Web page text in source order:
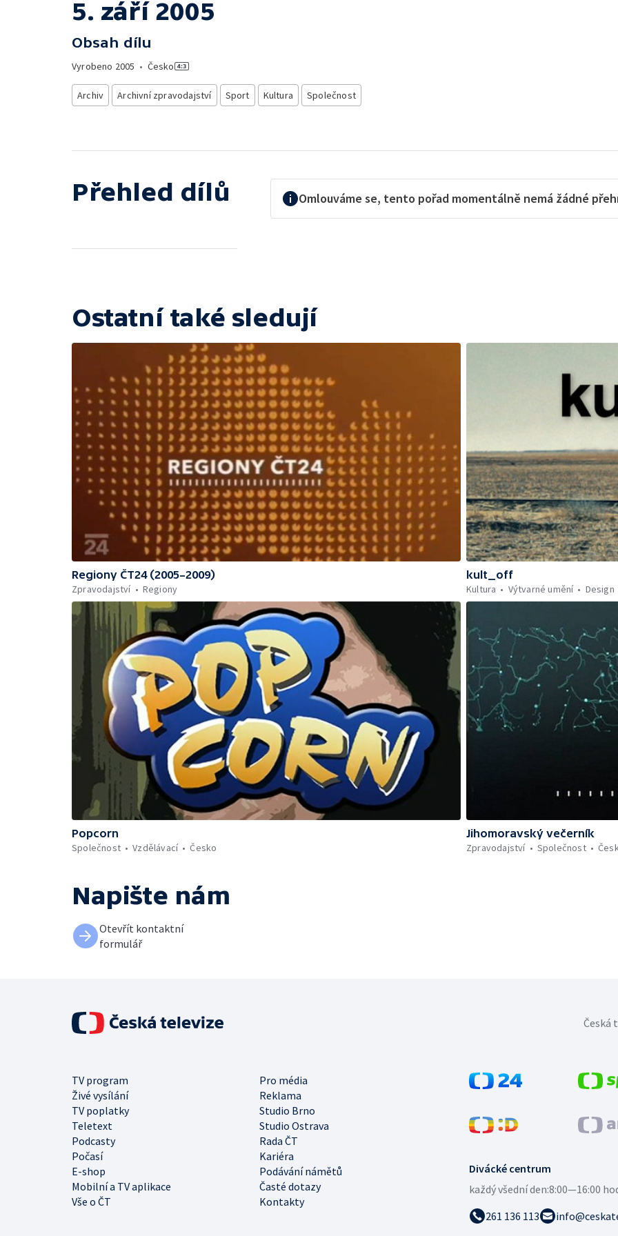
5. září 2005
Obsah dílu
Vyrobeno 2005 • Česko
Archiv Archivní zpravodajství Sport Kultura Společnost
Přehled dílů Omlouváme se, tento pořad momentálně nemá žádné
Ostatní také sledují
Regiony ČT24 (2005–2009)
Zpravodajství
Regiony
kult_off
Kultura
Výtvarné umění Design
Popcorn
Společnost
Vzdělávací Česko
Jihomoravský večerník
Zpravodajství
Společnost
Napište nám
Otevřít kontaktní
formulář
Divácké centrum
každý všední den:8:00—16:00
261 136 113
TV program
Pro média
Živé vysílání
Reklama
TV poplatky
Studio Brno
Teletext
Studio Ostrava
Podcasty
Rada ČT
Počasí
Kariéra
E-shop
Podávání námětů
Mobilní a TV aplikace
Časté dotazy
Vše o ČT
Kontakty
Česká